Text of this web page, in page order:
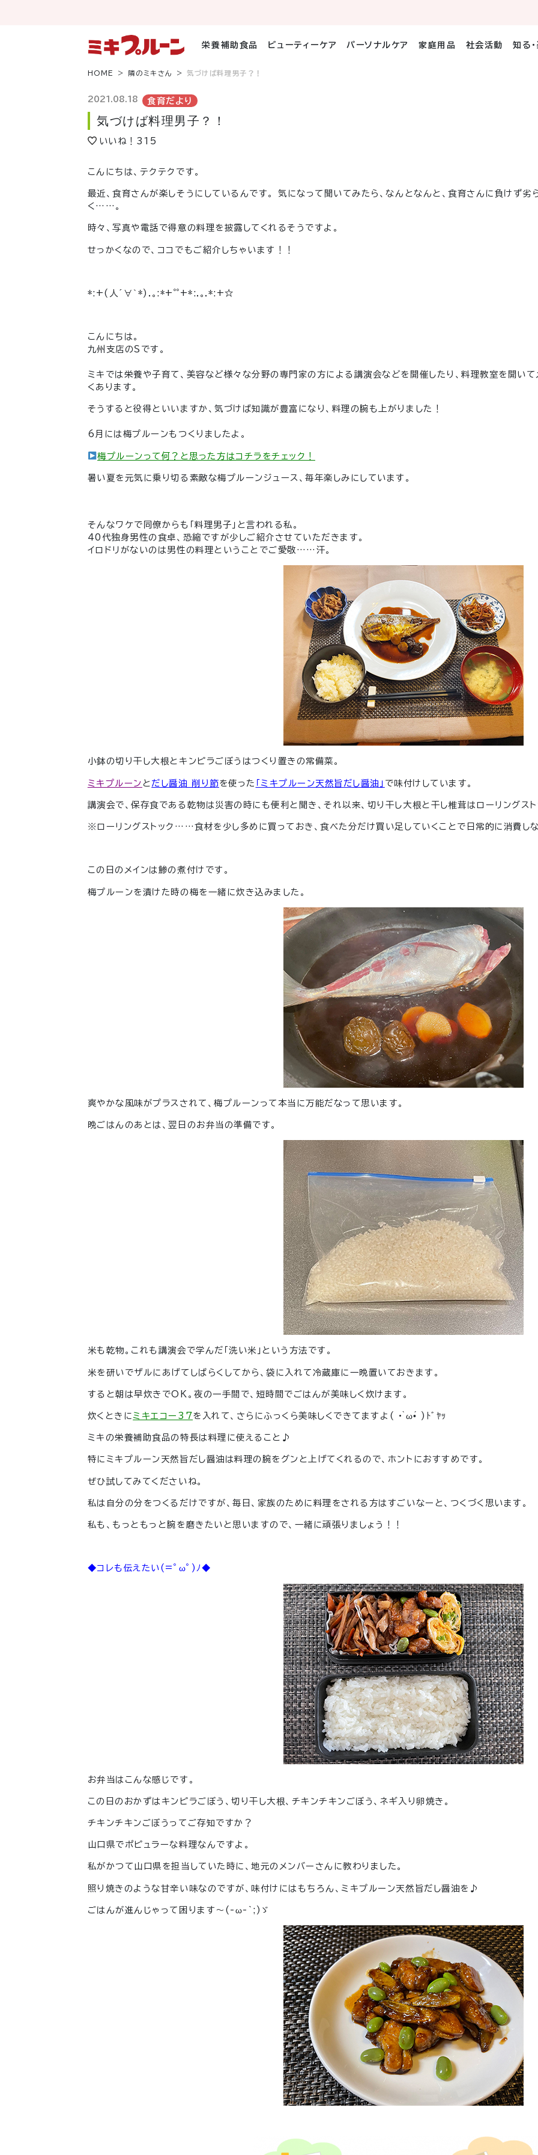
栄養補助食品 ビューティーケア パーソナルケア 家庭用品 社会活動 知る
HOME 隣のミキさん 気づけば料理男子？！
2021.08.18 食育だより
気づけば料理男子？！
いいね！ 315
こんにちは、テクテクです。
最近、食育さんが楽しそうにしているんです。 気になって聞いてみたら、なんとなんと、食育さんに負けず劣
く……。
時々、写真や電話で得意の料理を披露してくれるそうですよ。
せっかくなので、ココでもご紹介しちゃいます！！
*:+(人´∀｀*).｡:*+゜゜+*:.｡.*:+☆
こんにちは。
九州支店のＳです。
ミキでは栄養や子育て、美容など様々な分野の専門家の方による講演会などを開催したり、料理教室を開い
くあります。
そうすると役得といいますか、気づけば知識が豊富になり、料理の腕も上がりました！
6月には梅プルーンもつくりましたよ。
梅プルーンって何？と思った方はコチラをチェック！
暑い夏を元気に乗り切る素敵な梅プルーンジュース、毎年楽しみにしています。
そんなワケで同僚からも「料理男子」と言われる私。
40代独身男性の食卓、恐縮ですが少しご紹介させていただきます。
イロドリがないのは男性の料理ということでご愛敬……汗。
小鉢の切り干し大根とキンピラごぼうはつくり置きの常備菜。
ミキプルーン と だし醤油 削り節を使った 「ミキプルーン天然旨だし醤油」 で味付けしています。
講演会で、保存食である乾物は災害の時にも便利と聞き、それ以来、切り干し大根と干し椎茸はローリングスト
※ローリングストック……食材を少し多めに買っておき、食べた分だけ買い足していくことで日常的に消費しな
この日のメインは鯵の煮付けです。
梅プルーンを漬けた時の梅を一緒に炊き込みました。
爽やかな風味がプラスされて、梅プルーンって本当に万能だなって思います。
晩ごはんのあとは、翌日のお弁当の準備です。
米も乾物。これも講演会で学んだ「洗い米」という方法です。
米を研いでザルにあげてしばらくしてから、袋に入れて冷蔵庫に一晩置いておきます。
すると朝は早炊きでOK。夜の一手間で、短時間でごはんが美味しく炊けます。
炊くときに ミキエコー37 を入れて、さらにふっくら美味しくできてますよ ( • ̀ω•́ )ﾄﾞﾔｯ
ミキの栄養補助食品の特長は料理に使えること♪
特にミキプルーン天然旨だし醤油は料理の腕をグンと上げてくれるので、ホントにおすすめです。
ぜひ試してみてくださいね。
私は自分の分をつくるだけですが、毎日、家族のために料理をされる方はすごいなーと、つくづく思います。
私も、もっともっと腕を磨きたいと思いますので、一緒に頑張りましょう！！
◆コレも伝えたい(=ﾟωﾟ)ﾉ◆
お弁当はこんな感じです。
この日のおかずはキンピラごぼう、切り干し大根、チキンチキンごぼう、ネギ入り卵焼き。
チキンチキンごぼうってご存知ですか？
山口県でポピュラーな料理なんですよ。
私がかつて山口県を担当していた時に、地元のメンバーさんに教わりました。
照り焼きのような甘辛い味なのですが、味付けにはもちろん、ミキプルーン天然旨だし醤油を♪
ごはんが進んじゃって困ります～ (-ω-`;)ゞ